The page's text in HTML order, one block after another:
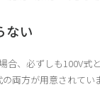
ない
、必ずしも100V式と
両方が用意されてい